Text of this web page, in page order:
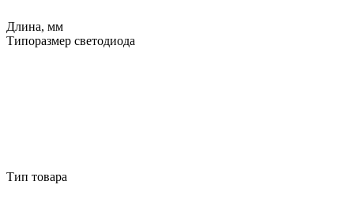
Длина, мм
Типоразмер светодиода
Тип товара